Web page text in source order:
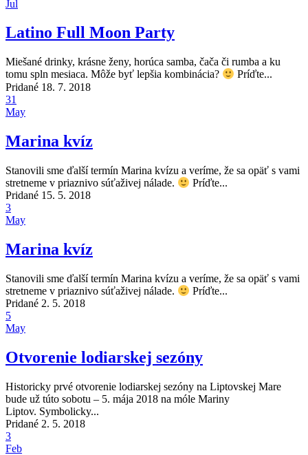
Jul
Latino Full Moon Party
Miešané drinky, krásne ženy, horúca samba, čača či rumba a ku
tomu spln mesiaca. Môže byť lepšia kombinácia?
Príďte...
Pridané 18. 7. 2018
31
May
Marina kvíz
Stanovili sme ďalší termín Marina kvízu a veríme, že sa opäť s vami
stretneme v priaznivo súťaživej nálade.
Príďte...
Pridané 15. 5. 2018
3
May
Marina kvíz
Stanovili sme ďalší termín Marina kvízu a veríme, že sa opäť s vami
stretneme v priaznivo súťaživej nálade.
Príďte...
Pridané 2. 5. 2018
5
May
Otvorenie lodiarskej sezóny
Historicky prvé otvorenie lodiarskej sezóny na Liptovskej Mare
bude už túto sobotu – 5. mája 2018 na móle Mariny
Liptov. Symbolicky...
Pridané 2. 5. 2018
3
Feb